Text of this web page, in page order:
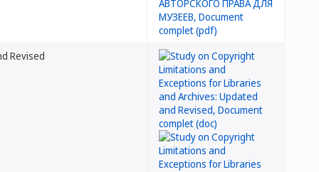
Revised